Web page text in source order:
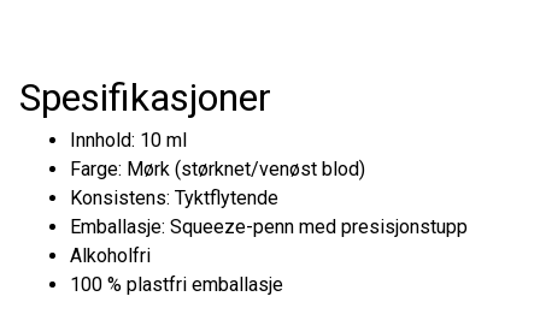
Spesifikasjoner
Innhold: 10 ml
Farge: Mørk (størknet/venøst blod)
Konsistens: Tyktflytende
Emballasje: Squeeze-penn med presisjonstupp
Alkoholfri
100 % plastfri emballasje